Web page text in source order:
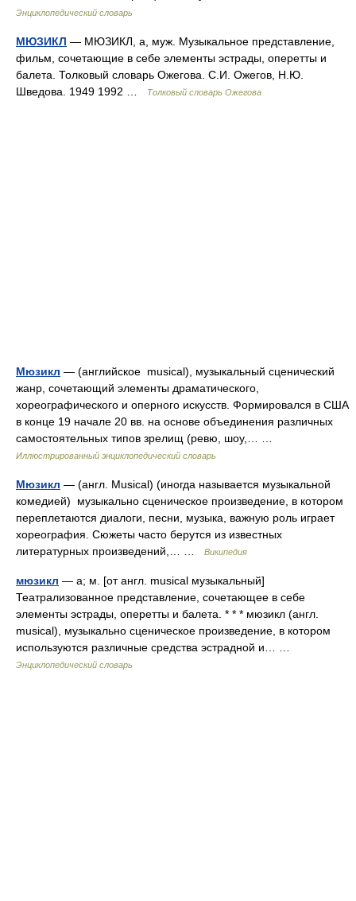
Энциклопедический словарь
МЮЗИКЛ — МЮЗИКЛ, а, муж. Музыкальное представление,
фильм, сочетающие в себе элементы эстрады, оперетты и
балета. Толковый словарь Ожегова. С.И. Ожегов, Н.Ю.
Шведова. 1949 1992 …
Толковый словарь Ожегова
Мюзикл — (английское musical), музыкальный сценический
жанр, сочетающий элементы драматического,
хореографического и оперного искусств. Формировался в США
в конце 19 начале 20 вв. на основе объединения различных
самостоятельных типов зрелищ (ревю, шоу,… …
Иллюстрированный энциклопедический словарь
Мюзикл — (англ. Musical) (иногда называется музыкальной
комедией) музыкально сценическое произведение, в котором
переплетаются диалоги, песни, музыка, важную роль играет
хореография. Сюжеты часто берутся из известных
литературных произведений,… …
Википедия
мюзикл — а; м. [от англ. musical музыкальный]
Театрализованное представление, сочетающее в себе
элементы эстрады, оперетты и балета. * * * мюзикл (англ.
musical), музыкально сценическое произведение, в котором
используются различные средства эстрадной и… …
Энциклопедический словарь